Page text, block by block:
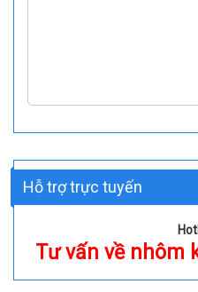
Hỗ trợ trực tuyến
Tư vấn về nhôm